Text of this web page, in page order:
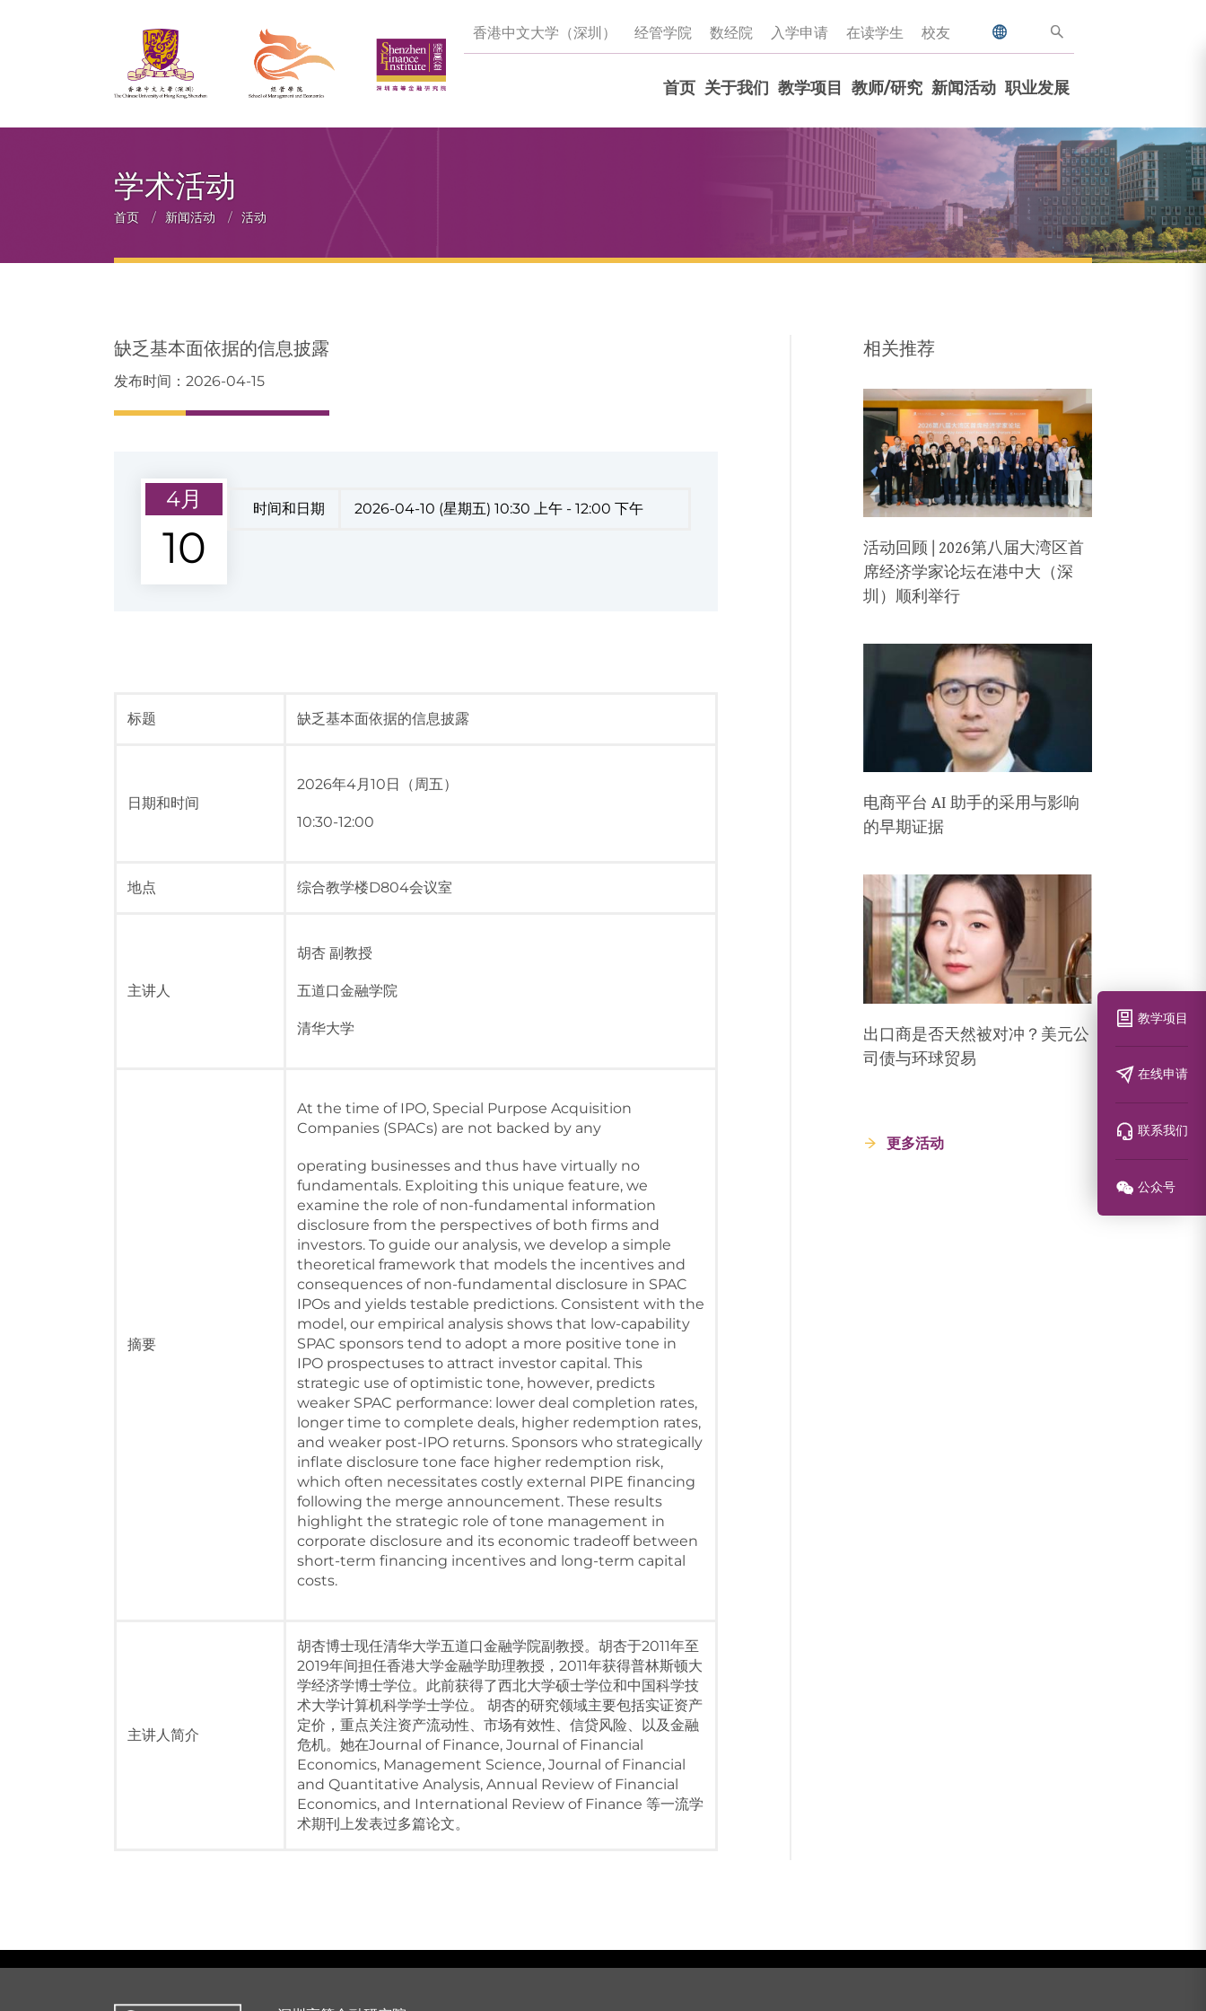
香港中文大学（深圳） 经管学院 数经院 入学申请 在读学生 校友
首页 关于我们 教学项目 教师/研究 新闻活动 职业发展
学术活动
面
包
首页 / 新闻活动 / 活动
缺乏基本面依据的信息披露
发布时间：2026-04-15
4月
10
时间和日期 2026-04-10 (星期五) 10:30 上午 - 12:00 下午
标题 缺乏基本面依据的信息披露
日期和时间
2026年4月10日（周五）
10:30-12:00
地点 综合教学楼D804会议室
主讲人
胡杏 副教授
五道口金融学院
清华大学
摘要
At the time of IPO, Special Purpose Acquisition
Companies (SPACs) are not backed by any
operating businesses and thus have virtually no
fundamentals. Exploiting this unique feature, we
examine the role of non-fundamental information
disclosure from the perspectives of both firms and
investors. To guide our analysis, we develop a simple
theoretical framework that models the incentives and
consequences of non-fundamental disclosure in SPAC
IPOs and yields testable predictions. Consistent with the
model, our empirical analysis shows that low-capability
SPAC sponsors tend to adopt a more positive tone in
IPO prospectuses to attract investor capital. This
strategic use of optimistic tone, however, predicts
weaker SPAC performance: lower deal completion rates,
longer time to complete deals, higher redemption rates,
and weaker post-IPO returns. Sponsors who strategically
inflate disclosure tone face higher redemption risk,
which often necessitates costly external PIPE financing
following the merge announcement. These results
highlight the strategic role of tone management in
corporate disclosure and its economic tradeoff between
short-term financing incentives and long-term capital
costs.
主讲人简介
胡杏博士现任清华大学五道口金融学院副教授。胡杏于2011年至
2019年间担任香港大学金融学助理教授，2011年获得普林斯顿大
学经济学博士学位。此前获得了西北大学硕士学位和中国科学技
术大学计算机科学学士学位。 胡杏的研究领域主要包括实证资产
定价，重点关注资产流动性、市场有效性、信贷风险、以及金融
危机。她在Journal of Finance, Journal of Financial
Economics, Management Science, Journal of Financial
and Quantitative Analysis, Annual Review of Financial
Economics, and International Review of Finance 等一流学
术期刊上发表过多篇论文。
相关推荐
活动回顾 | 2026第八届大湾区首
席经济学家论坛在港中大（深
圳）顺利举行
电商平台 AI 助手的采用与影响
的早期证据
出口商是否天然被对冲？美元公
司债与环球贸易
更多活动
教学项目
在线申请
联系我们
公众号